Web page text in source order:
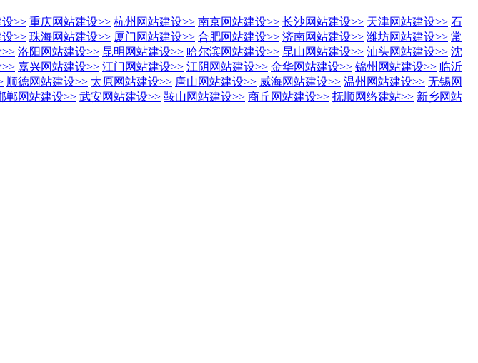
设>> 重庆网站建设>> 杭州网站建设>> 南京网站建设>> 长沙网站建设>> 天津网站建设>> 石
设>> 珠海网站建设>> 厦门网站建设>> 合肥网站建设>> 济南网站建设>> 潍坊网站建设>> 常
>> 洛阳网站建设>> 昆明网站建设>> 哈尔滨网站建设>> 昆山网站建设>> 汕头网站建设>> 沈
>> 嘉兴网站建设>> 江门网站建设>> 江阴网站建设>> 金华网站建设>> 锦州网站建设>> 临沂
顺德网站建设>> 太原网站建设>> 唐山网站建设>> 威海网站建设>> 温州网站建设>> 无锡网
郸网站建设>> 武安网站建设>> 鞍山网站建设>> 商丘网站建设>> 抚顺网络建站>> 新乡网站